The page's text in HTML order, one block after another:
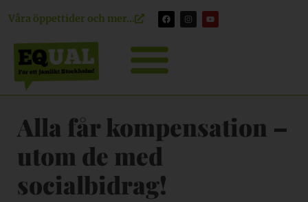
Våra öppettider och mer...
Alla får kompensation –
utom de med
socialbidrag!